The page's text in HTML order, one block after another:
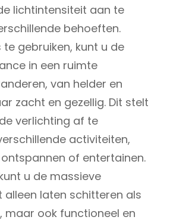
lichtintensiteit aan te
behoeften.
gebruiken, kunt u de
in een ruimte
van helder en
zacht en gezellig. Dit stelt
verlichting af te
activiteiten,
of entertainen.
u de massieve
alleen laten schitteren als
maar ook functioneel en